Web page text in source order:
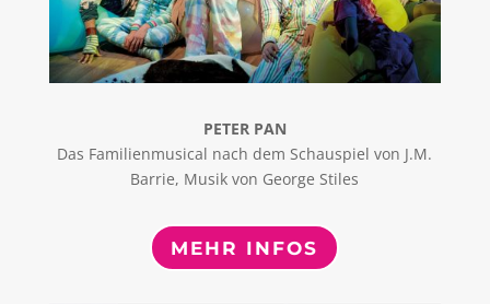
PETER PAN
Das Familienmusical nach dem Schauspiel von J.M.
Barrie, Musik von George Stiles
MEHR INFOS